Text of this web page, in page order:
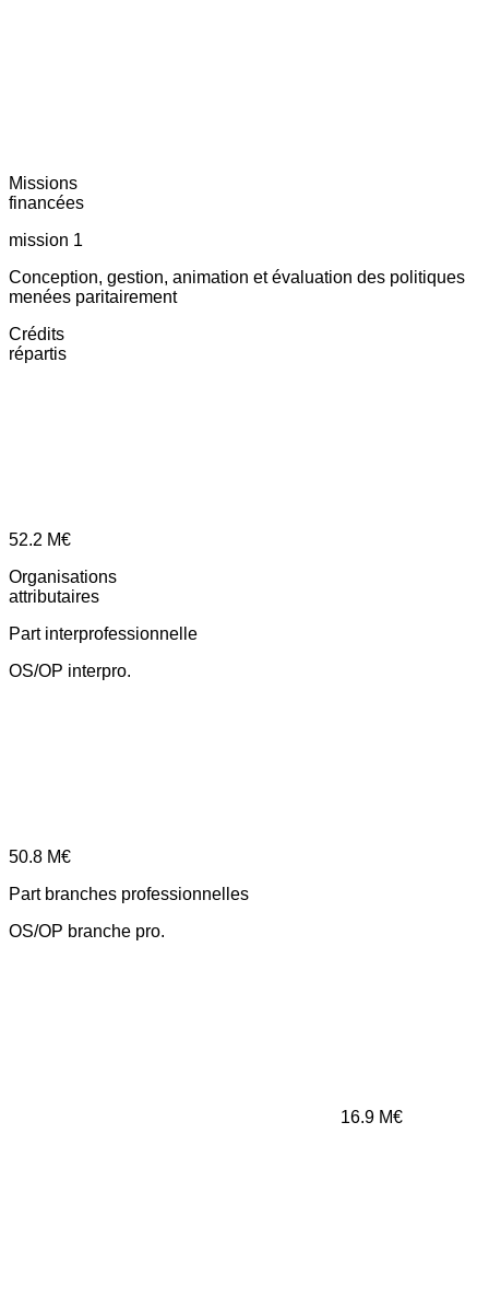
Missions
financées
mission 1
Conception, gestion, animation et évaluation des politiques
menées paritairement
Crédits
répartis
52.2 M€
Organisations
attributaires
Part interprofessionnelle
OS/OP interpro.
50.8 M€
Part branches professionnelles
OS/OP branche pro.
16.9 M€